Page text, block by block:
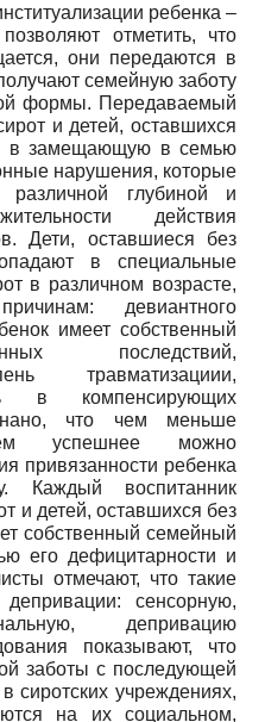
ребенка –
отметить, что
они передаются в
семейную заботу
формы. Передаваемый
и детей, оставшихся
в замещающую в семью
нарушения, которые
различной глубиной и
действия
Дети, оставшиеся без
в специальные
в различном возрасте,
девиантного
имеет собственный
последствий,
травматизациии,
в компенсирующих
что чем меньше
успешнее можно
привязанности ребенка
Каждый воспитанник
и детей, оставшихся без
собственный семейный
его дефицитарности и
отмечают, что такие
сенсорную,
депривацию
показывают, что
заботы с последующей
сиротских учреждениях,
на их социальном,